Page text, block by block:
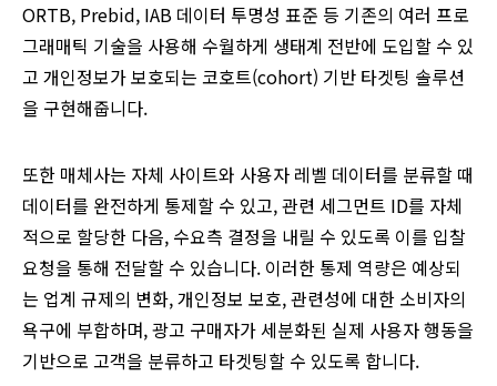
ORTB, Prebid, IAB 데이터 투명성 표준 등 기존의 여러 프로
그래매틱 기술을 사용해 수월하게 생태계 전반에 도입할 수 있
고 개인정보가 보호되는 코호트(cohort) 기반 타겟팅 솔루션
을 구현해줍니다.
또한 매체사는 자체 사이트와 사용자 레벨 데이터를 분류할 때
데이터를 완전하게 통제할 수 있고, 관련 세그먼트 ID를 자체
적으로 할당한 다음, 수요측 결정을 내릴 수 있도록 이를 입찰
요청을 통해 전달할 수 있습니다. 이러한 통제 역량은 예상되
는 업계 규제의 변화, 개인정보 보호, 관련성에 대한 소비자의
욕구에 부합하며, 광고 구매자가 세분화된 실제 사용자 행동을
기반으로 고객을 분류하고 타겟팅할 수 있도록 합니다.